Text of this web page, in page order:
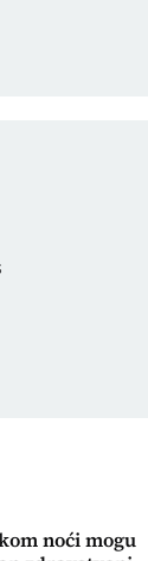
noći mogu